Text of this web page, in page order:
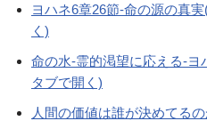
ヨハネ6章26節-命の源の真
く)
命の水-霊的渇望に応える-ヨ
タブで開く)
人間の価値は誰が決めてる